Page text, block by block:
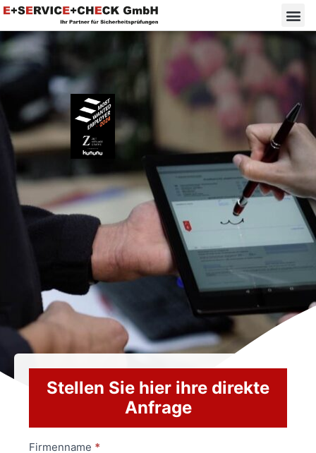
Stellen Sie hier ihre direkte
Anfrage
Anfrageformular
Firmenname *